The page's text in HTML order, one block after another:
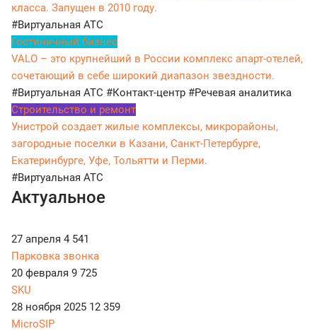
класса. Запущен в 2010 году.
#Виртуальная АТС
Гостиничный бизнес
VALO – это крупнейший в России комплекс апарт-отелей,
сочетающий в себе широкий диапазон звездности.
#Виртуальная АТС #Контакт-центр #Речевая аналитика
Строительство и ремонт
Унистрой создает жилые комплексы, микрорайоны,
загородные поселки в Казани, Санкт-Петербурге,
Екатеринбурге, Уфе, Тольятти и Перми.
#Виртуальная АТС
Актуальное
27 апреля 4 541
Парковка звонка
20 февраля 9 725
SKU
28 ноября 2025 12 359
MicroSIP